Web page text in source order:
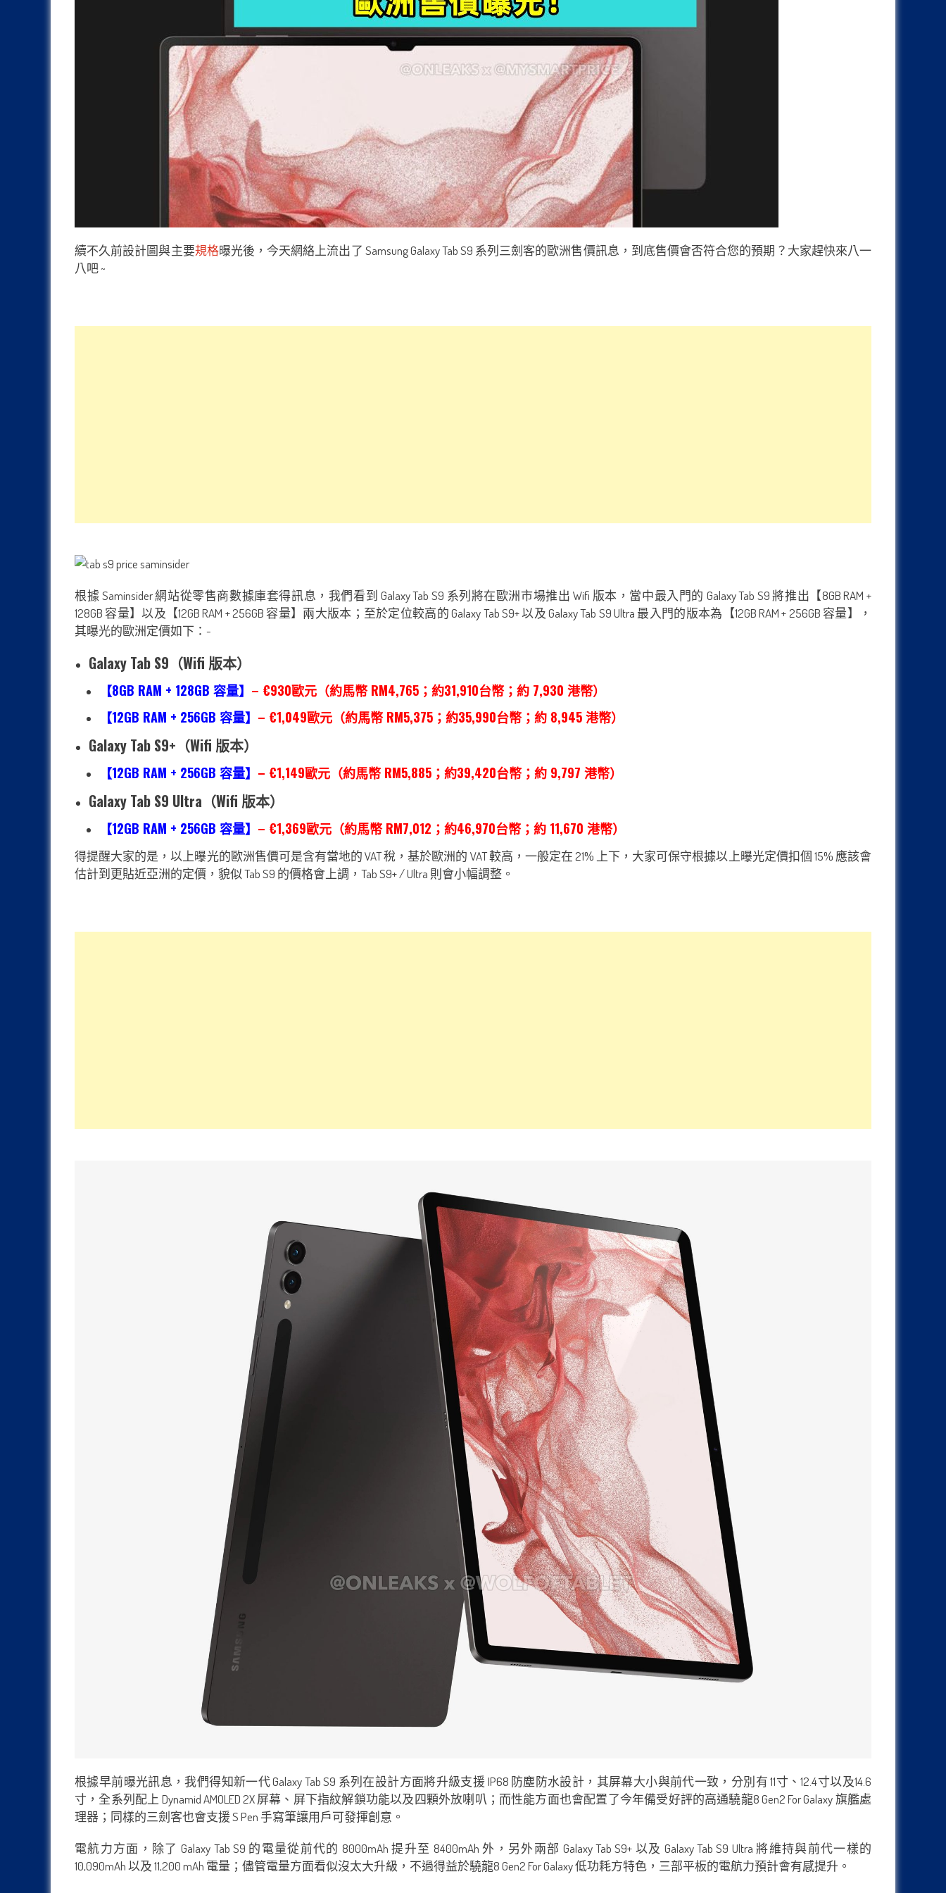
續不久前設計圖與主要規格曝光後，今天網絡上流出了 Samsung Galaxy Tab S9 系列三劍客的歐洲售價訊息，到底售價會否符合您的預期？大家趕快來八一
八吧 ~
根據 Saminsider 網站從零售商數據庫套得訊息，我們看到 Galaxy Tab S9 系列將在歐洲市場推出 Wifi 版本，當中最入門的 Galaxy Tab S9 將推出【8GB RAM +
128GB 容量】以及【12GB RAM + 256GB 容量】兩大版本；至於定位較高的 Galaxy Tab S9+ 以及 Galaxy Tab S9 Ultra 最入門的版本為【12GB RAM + 256GB 容量】，
其曝光的歐洲定價如下：-
Galaxy Tab S9（Wifi 版本）
【8GB RAM + 128GB 容量】 – €930歐元（約馬幣 RM4,765；約31,910台幣；約 7,930 港幣）
【12GB RAM + 256GB 容量】 – €1,049歐元（約馬幣 RM5,375；約35,990台幣；約 8,945 港幣）
Galaxy Tab S9+（Wifi 版本）
【12GB RAM + 256GB 容量】 – €1,149歐元（約馬幣 RM5,885；約39,420台幣；約 9,797 港幣）
Galaxy Tab S9 Ultra（Wifi 版本）
【12GB RAM + 256GB 容量】 – €1,369歐元（約馬幣 RM7,012；約46,970台幣；約 11,670 港幣）
得提醒大家的是，以上曝光的歐洲售價可是含有當地的 VAT 稅，基於歐洲的 VAT 較高，一般定在 21% 上下，大家可保守根據以上曝光定價扣個 15% 應該會
估計到更貼近亞洲的定價，貌似 Tab S9 的價格會上調，Tab S9+ / Ultra 則會小幅調整。
根據早前曝光訊息，我們得知新一代 Galaxy Tab S9 系列在設計方面將升級支援 IP68 防塵防水設計，其屏幕大小與前代一致，分別有 11寸、12.4寸以及14.6
寸，全系列配上 Dynamid AMOLED 2X 屏幕、屏下指紋解鎖功能以及四顆外放喇叭；而性能方面也會配置了今年備受好評的高通驍龍8 Gen2 For Galaxy 旗艦處
理器；同樣的三劍客也會支援 S Pen 手寫筆讓用戶可發揮創意。
電航力方面，除了 Galaxy Tab S9 的電量從前代的 8000mAh 提升至 8400mAh 外，另外兩部 Galaxy Tab S9+ 以及 Galaxy Tab S9 Ultra 將維持與前代一樣的
10,090mAh 以及 11,200 mAh 電量；儘管電量方面看似沒太大升級，不過得益於驍龍8 Gen2 For Galaxy 低功耗方特色，三部平板的電航力預計會有感提升。